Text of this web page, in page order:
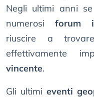
Negli ultimi anni
numerosi forum
riuscire a
effettivamente
vincente.
Gli ultimi eventi